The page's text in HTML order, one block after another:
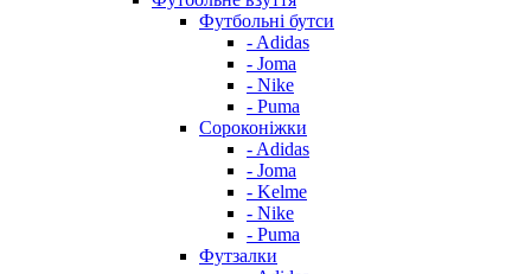
Футбольні бутси
- Adidas
- Joma
- Nike
- Puma
Сороконіжки
- Adidas
- Joma
- Kelme
- Nike
- Puma
Футзалки